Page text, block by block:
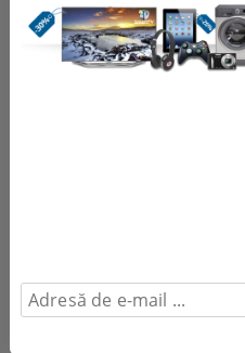
Sunt de acord cu
Noi vă vom contacta pentru